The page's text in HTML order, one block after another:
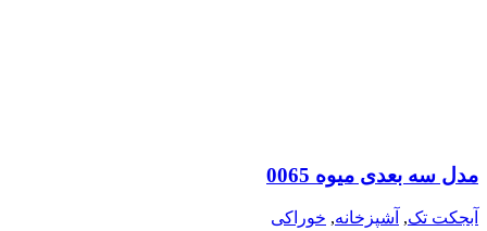
مدل سه بعدی میوه 0065
آبجکت تک, آشپزخانه, خوراکی